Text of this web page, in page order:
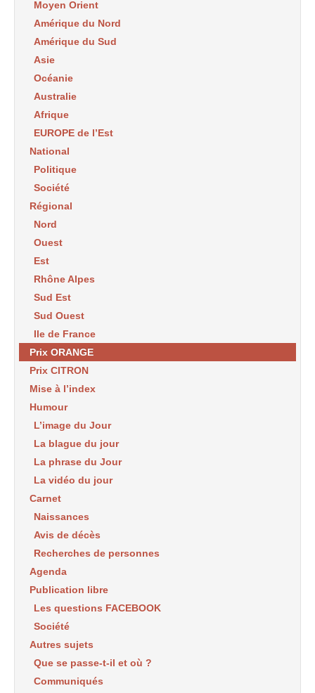
Moyen Orient
Amérique du Nord
Amérique du Sud
Asie
Océanie
Australie
Afrique
EUROPE de l’Est
National
Politique
Société
Régional
Nord
Ouest
Est
Rhône Alpes
Sud Est
Sud Ouest
Ile de France
Prix ORANGE
Prix CITRON
Mise à l’index
Humour
L’image du Jour
La blague du jour
La phrase du Jour
La vidéo du jour
Carnet
Naissances
Avis de décès
Recherches de personnes
Agenda
Publication libre
Les questions FACEBOOK
Société
Autres sujets
Que se passe-t-il et où ?
Communiqués